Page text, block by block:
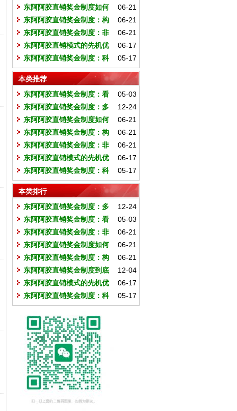
怎么样？
06-21
东阿阿胶直销奖金制度如何
重塑行业价值生态？
06-21
东阿阿胶直销奖金制度：构
建可持续增长生态的理论基石
06-21
东阿阿胶直销奖金制度：非
遗文化赋能下的行业价值革命
06-17
东阿阿胶直销模式的先机优
势：抢占健康产业万亿风口的战略
支点
05-17
东阿阿胶直销奖金制度：科
学分层赋能财富增长
本类推荐
05-03
东阿阿胶直销奖金制度：看
懂这三点，比研究百分比重要一百
倍
12-24
东阿阿胶直销奖金制度：多
维透视下的价值体系与未来前景06-21
东阿阿胶直销奖金制度如何
重塑行业价值生态？
06-21
东阿阿胶直销奖金制度：构
建可持续增长生态的理论基石
06-21
东阿阿胶直销奖金制度：非
遗文化赋能下的行业价值革命
06-17
东阿阿胶直销模式的先机优
势：抢占健康产业万亿风口的战略
支点
05-17
东阿阿胶直销奖金制度：科
学分层赋能财富增长
本类排行
12-24
东阿阿胶直销奖金制度：多
维透视下的价值体系与未来前景05-03
东阿阿胶直销奖金制度：看
懂这三点，比研究百分比重要一百
倍
06-21
东阿阿胶直销奖金制度：非
遗文化赋能下的行业价值革命
06-21
东阿阿胶直销奖金制度如何
重塑行业价值生态？
06-21
东阿阿胶直销奖金制度：构
建可持续增长生态的理论基石
12-04
东阿阿胶直销奖金制度到底
怎么样？
06-17
东阿阿胶直销模式的先机优
势：抢占健康产业万亿风口的战略
支点
05-17
东阿阿胶直销奖金制度：科
学分层赋能财富增长